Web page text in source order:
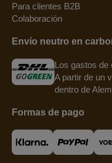
Para clientes B2B
Colaboración
Envío neutro en
Los gastos de
A partir de un
dentro de
Formas de pago